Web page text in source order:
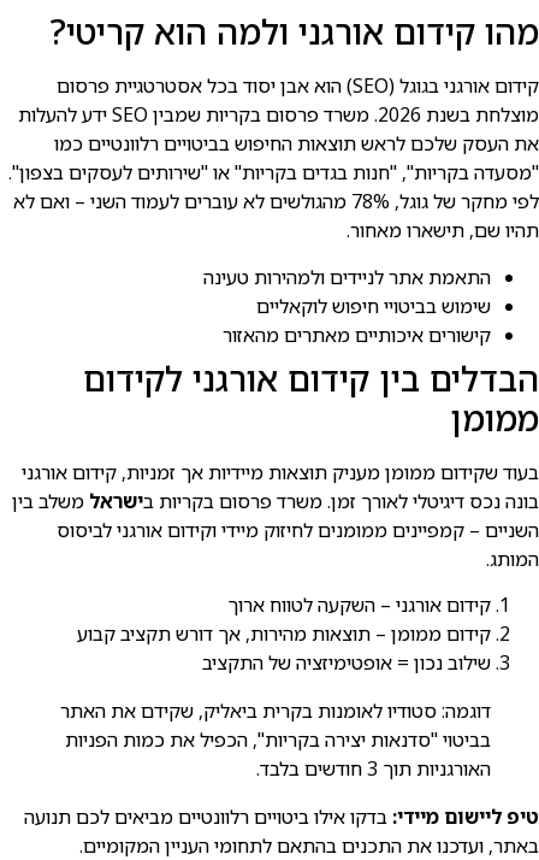
מהו קידום אורגני ולמה הוא קריטי?
קידום אורגני בגוגל (SEO) הוא אבן יסוד בכל אסטרטגיית פרסום
מוצלחת בשנת 2026. משרד פרסום בקריות שמבין SEO ידע להעלות
את העסק שלכם לראש תוצאות החיפוש בביטויים רלוונטיים כמו
"מסעדה בקריות", "חנות בגדים בקריות" או "שירותים לעסקים בצפון".
לפי מחקר של גוגל, 78% מהגולשים לא עוברים לעמוד השני – ואם לא
תהיו שם, תישארו מאחור.
התאמת אתר לניידים ולמהירות טעינה
שימוש בביטויי חיפוש לוקאליים
קישורים איכותיים מאתרים מהאזור
הבדלים בין קידום אורגני לקידום
ממומן
בעוד שקידום ממומן מעניק תוצאות מיידיות אך זמניות, קידום אורגני
בונה נכס דיגיטלי לאורך זמן. משרד פרסום בקריות בישראל משלב בין
השניים – קמפיינים ממומנים לחיזוק מיידי וקידום אורגני לביסוס
המותג.
קידום אורגני – השקעה לטווח ארוך
קידום ממומן – תוצאות מהירות, אך דורש תקציב קבוע
שילוב נכון = אופטימיזציה של התקציב
דוגמה: סטודיו לאומנות בקרית ביאליק, שקידם את האתר
בביטוי "סדנאות יצירה בקריות", הכפיל את כמות הפניות
האורגניות תוך 3 חודשים בלבד.
טיפ ליישום מיידי: בדקו אילו ביטויים רלוונטיים מביאים לכם תנועה
באתר, ועדכנו את התכנים בהתאם לתחומי העניין המקומיים.